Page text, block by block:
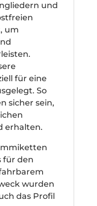
und
um
für eine
So
sicher sein,
erhalten.
für den
wurden
das Profil